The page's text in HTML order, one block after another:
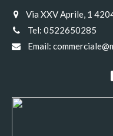
Via XXV Aprile, 1
Tel:0522650285
Email: